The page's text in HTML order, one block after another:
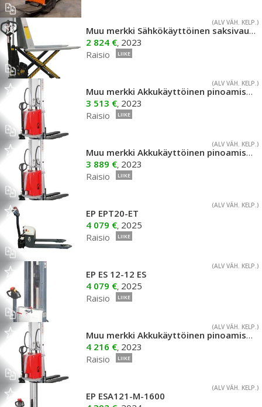
(ALV VÄH. KELP.)
Muu merkki Sähkökäyttöinen saksivaunu 1000kg SV1000E
2 824 €, 2023
Raisio
LIIKE
(ALV VÄH. KELP.)
Muu merkki Akkukäyttöinen pinoamisvaunu 1600mm
3 513 €, 2023
Raisio
LIIKE
(ALV VÄH. KELP.)
Muu merkki Akkukäyttöinen pinoamisvaunu 2700mm
3 889 €, 2023
Raisio
LIIKE
(ALV VÄH. KELP.)
EP EPT20-ET
4 079 €, 2025
Raisio
LIIKE
(ALV VÄH. KELP.)
EP ES 12-12 ES
4 079 €, 2025
Raisio
LIIKE
(ALV VÄH. KELP.)
Muu merkki Akkukäyttöinen pinoamisvaunu 3500mm
4 216 €, 2023
Raisio
LIIKE
(ALV VÄH. KELP.)
EP ESA121-M-1600